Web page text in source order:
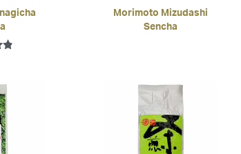
Morimoto Mizudashi
Sencha